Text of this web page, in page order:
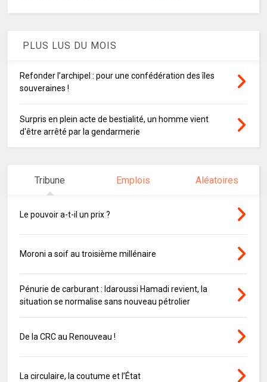
PLUS LUS DU MOIS
Refonder l’archipel : pour une confédération des îles
souveraines !
Surpris en plein acte de bestialité, un homme vient
d'être arrêté par la gendarmerie
Tribune Emplois Aléatoires
Le pouvoir a-t-il un prix ?
Moroni a soif au troisième millénaire
Pénurie de carburant : Idaroussi Hamadi revient, la
situation se normalise sans nouveau pétrolier
De la CRC au Renouveau !
La circulaire, la coutume et l’État